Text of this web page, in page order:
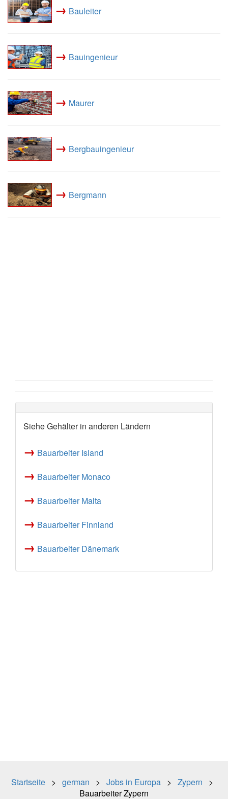
→ Bauleiter
→ Bauingenieur
→ Maurer
→ Bergbauingenieur
→ Bergmann
Siehe Gehälter in anderen Ländern
→ Bauarbeiter Island
→ Bauarbeiter Monaco
→ Bauarbeiter Malta
→ Bauarbeiter Finnland
→ Bauarbeiter Dänemark
Startseite> german > Jobs in Europa> Zypern >
Bauarbeiter Zypern